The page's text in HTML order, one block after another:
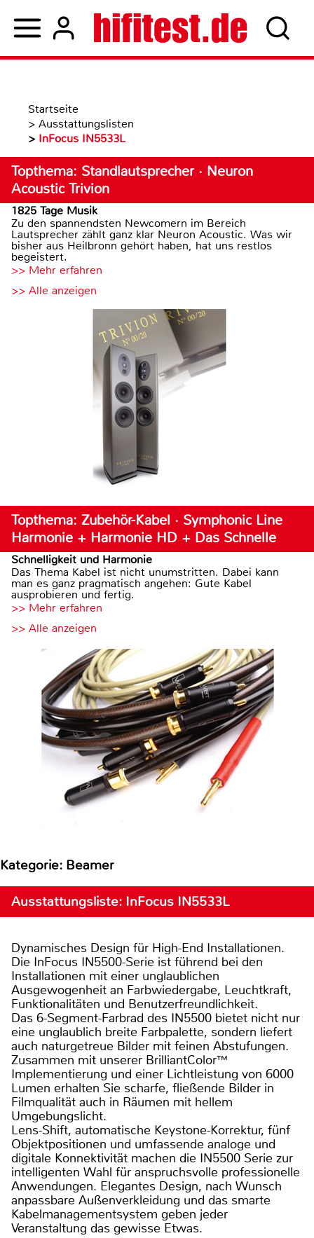
Startseite
> Ausstattungslisten
> InFocus IN5533L
Topthema: Standlautsprecher · Neuron
Acoustic Trivion
1825 Tage Musik
Zu den spannendsten Newcomern im Bereich
Lautsprecher zählt ganz klar Neuron Acoustic. Was wir
bisher aus Heilbronn gehört haben, hat uns restlos
begeistert.
>> Mehr erfahren
>> Alle anzeigen
Topthema: Zubehör-Kabel · Symphonic Line
Harmonie + Harmonie HD + Das Schnelle
Schnelligkeit und Harmonie
Das Thema Kabel ist nicht unumstritten. Dabei kann
man es ganz pragmatisch angehen: Gute Kabel
ausprobieren und fertig.
>> Mehr erfahren
>> Alle anzeigen
Kategorie: Beamer
Ausstattungsliste: InFocus IN5533L
Dynamisches Design für High-End Installationen.
Die InFocus IN5500-Serie ist führend bei den
Installationen mit einer unglaublichen
Ausgewogenheit an Farbwiedergabe, Leuchtkraft,
Funktionalitäten und Benutzerfreundlichkeit.
Das 6-Segment-Farbrad des IN5500 bietet nicht nur
eine unglaublich breite Farbpalette, sondern liefert
auch naturgetreue Bilder mit feinen Abstufungen.
Zusammen mit unserer BrilliantColor™
Implementierung und einer Lichtleistung von 6000
Lumen erhalten Sie scharfe, fließende Bilder in
Filmqualität auch in Räumen mit hellem
Umgebungslicht.
Lens-Shift, automatische Keystone-Korrektur, fünf
Objektpositionen und umfassende analoge und
digitale Konnektivität machen die IN5500 Serie zur
intelligenten Wahl für anspruchsvolle professionelle
Anwendungen. Elegantes Design, nach Wunsch
anpassbare Außenverkleidung und das smarte
Kabelmanagementsystem geben jeder
Veranstaltung das gewisse Etwas.